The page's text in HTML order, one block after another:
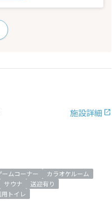
施設詳細
ームコーナー
カラオケルーム
サウナ
送迎有り
トイレ